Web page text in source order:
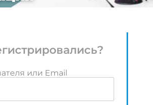
или Email